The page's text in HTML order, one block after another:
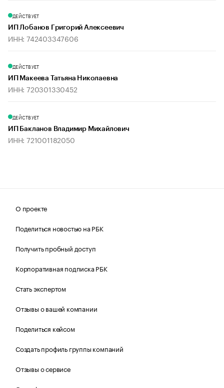
ДЕЙСТВУЕТ
ИП Лобанов Григорий Алексеевич
ИНН: 742403347606
ДЕЙСТВУЕТ
ИП Макеева Татьяна Николаевна
ИНН: 720301330452
ДЕЙСТВУЕТ
ИП Бакланов Владимир Михайлович
ИНН: 721001182050
О проекте
Поделиться новостью на РБК
Получить пробный доступ
Корпоративная подписка РБК
Стать экспертом
Отзывы о вашей компании
Поделиться кейсом
Создать профиль группы компаний
Отзывы о сервисе